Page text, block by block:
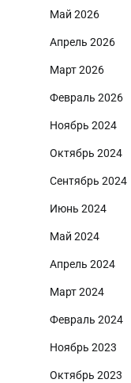
Май 2026
Апрель 2026
Март 2026
Февраль 2026
Ноябрь 2024
Октябрь 2024
Сентябрь 2024
Июнь 2024
Май 2024
Апрель 2024
Март 2024
Февраль 2024
Ноябрь 2023
Октябрь 2023